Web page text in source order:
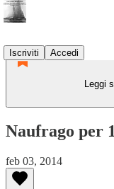
Iscriviti
Accedi
Leggi
Naufrago per
feb 03, 2014